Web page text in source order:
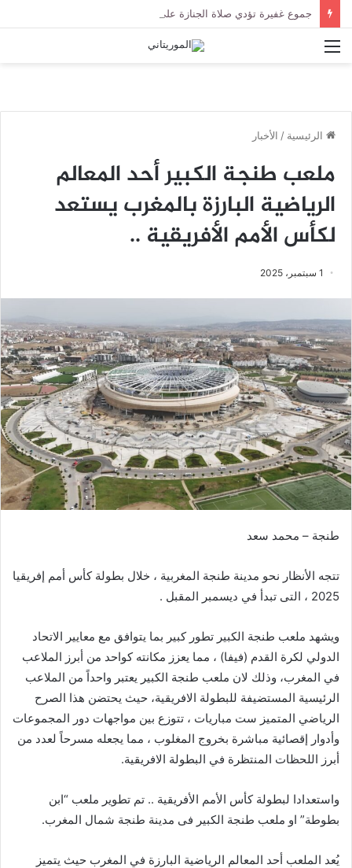
القائمة
الرئيسية / الأخبار
ملعب طنجة الكبير أحد المعالم
الرياضية البارزة بالمغرب يستعد
لكأس الأمم الأفريقية ..
1 سبتمبر، 2025
طنجة – محمد سعد
تتجه الأنظار نحو مدينة طنجة المغربية ، خلال بطولة كأس أمم إفريقيا
2025 ، التى تبدأ في ديسمبر المقبل .
ويشهد ملعب طنجة الكبير تطور كبير بما يتوافق مع معايير الاتحاد
الدولي لكرة القدم (فيفا) ، مما يعزز مكانته كواحد من أبرز الملاعب
في المغرب، وذلك لان ملعب طنجة الكبير يعتبر واحداً من الملاعب
الرئيسية المستضيفة للبطولة الافريقية، حيث يحتضن هذا الصرح
الرياضي المتميز ست مباريات ، تتوزع بين مواجهات دور المجموعات
وأدوار إقصائية مباشرة بخروج المغلوب ، مما يجعله مسرحاً لعدد من
أبرز اللحظات المنتظرة في البطولة الافريقية.
واستعدادا لبطولة كأس الأمم الأفريقية .. تم تطوير ملعب “ابن
بطوطة” او ملعب طنجة الكبير فى مدينة طنجة شمال المغرب.
يُعد الملعب أحد المعالم الرياضية البارزة في المغرب حيث يتميز